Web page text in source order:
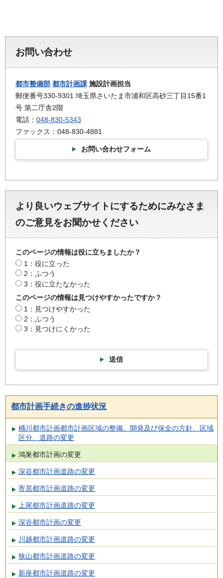
お問い合わせ
都市整備部 都市計画課 施設計画担当
郵便番号330-9301 埼玉県さいたま市浦和区高砂三丁目15番1
号 第二庁舎2階
電話： 048-830-5343
ファックス：048-830-4881
お問い合わせフォーム
より良いウェブサイトにするためにみなさま
のご意見をお聞かせください
このページの情報は役に立ちましたか？
1：役に立った
2：ふつう
3：役に立たなかった
このページの情報は見つけやすかったですか？
1：見つけやすかった
2：ふつう
3：見つけにくかった
送信
都市計画手続きの進捗状況
桶川都市計画都市計画区域の整備、開発及び保全の方針、区域
区分、道路の変更
鴻巣都市計画の変更
深谷都市計画道路の変更
寄居都市計画道路の変更
上尾都市計画道路の変更
深谷都市計画の変更
川越都市計画道路の変更
狭山都市計画道路の変更
新座都市計画道路の変更